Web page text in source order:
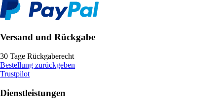
Versand und Rückgabe
30 Tage Rückgaberecht
Bestellung zurückgeben
Trustpilot
Dienstleistungen